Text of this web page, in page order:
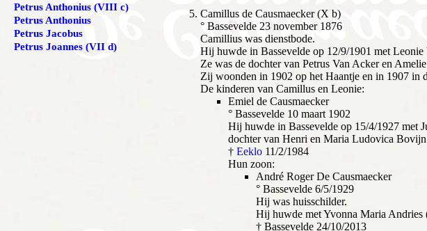
Camillus de Causmaecker (X b)
° Bassevelde 23 november 1876
Camillius was dienstbode.
Hij huwde in Bassevelde op 12/9/1901 met
Ze was de dochter van Petrus Van Acker en
Zij woonden in 1902 op het Haantje en in 1907 in
De kinderen van Camillus en Leonie:
Emiel de Causmaecker
° Bassevelde 10 maart 1902
Hij huwde in Bassevelde op 15/4/1927 met
dochter van Henri en Maria Ludovica
† Eeklo 11/2/1984
Hun zoon:
André Roger De Causmaecker
° Bassevelde 6/5/1929
Hij was huisschilder.
Hij huwde met Yvonna Maria Andries
† Bassevelde 24/10/2013
Petrus Anthonius (VIII c)
Petrus Anthonius
Petrus Jacobus
Petrus Joannes (VII d)